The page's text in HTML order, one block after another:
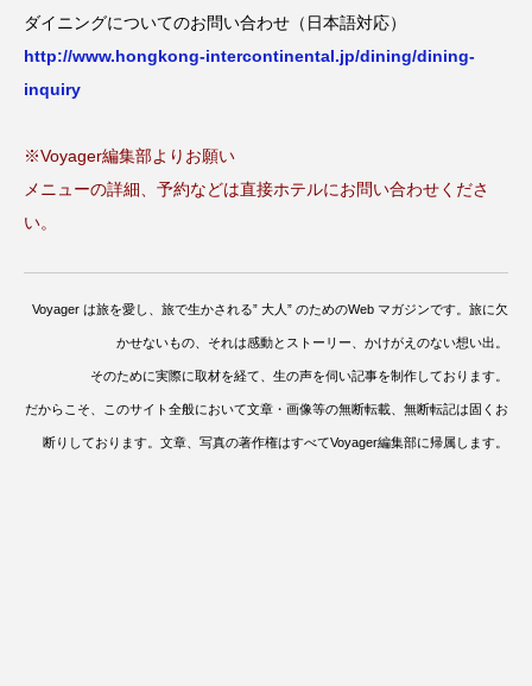
ダイニングについてのお問い合わせ（日本語対応）
http://www.hongkong-intercontinental.jp/dining/dining-
inquiry
※Voyager編集部よりお願い
メニューの詳細、予約などは直接ホテルにお問い合わせくださ
い。
Voyager は旅を愛し、旅で生かされる” 大人” のためのWeb マガジンです。旅に欠
かせないもの、それは感動とストーリー、かけがえのない想い出。
そのために実際に取材を経て、生の声を伺い記事を制作しております。
だからこそ、このサイト全般において文章・画像等の無断転載、無断転記は固くお
断りしております。文章、写真の著作権はすべてVoyager編集部に帰属します。